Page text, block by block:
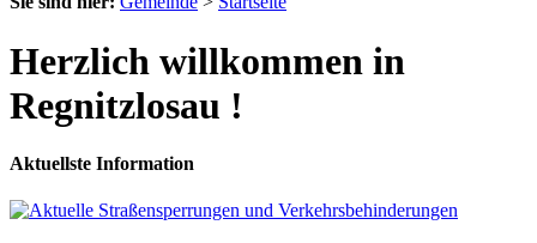
Herzlich willkommen in
Regnitzlosau !
Aktuellste Information